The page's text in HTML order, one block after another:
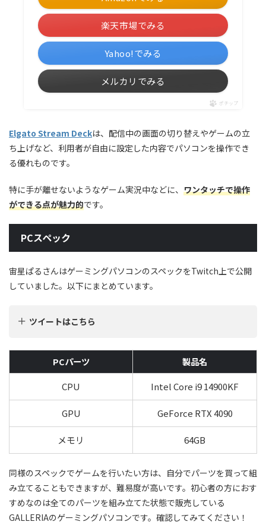
楽天市場でみる
Yahoo!でみる
メルカリでみる
ポチップ
Elgato Stream Deckは、配信中の画面の切り替えやゲームの立
ち上げなど、利用者が自由に設定した内容でパソコンを操作でき
る優れものです。
特に手が離せないようなゲーム実況中などに、 ワンタッチで操作
ができる点が魅力的です。
PCスペック
宙星ぱるさんはゲーミングパソコンのスペックをTwitch上で公開
していました。以下にまとめています。
ツイートはこちら
PCパーツ
製品名
CPU
Intel Core i9 14900KF
GPU GeForce RTX 4090
メモリ 64GB
同様のスペックでゲームを行いたい方は、自分でパーツを買って組
み立てることもできますが、難易度が高いです。初心者の方におす
すめなのは全てのパーツを組み立てた状態で販売している
GALLERIAのゲーミングパソコンです。確認してみてください！